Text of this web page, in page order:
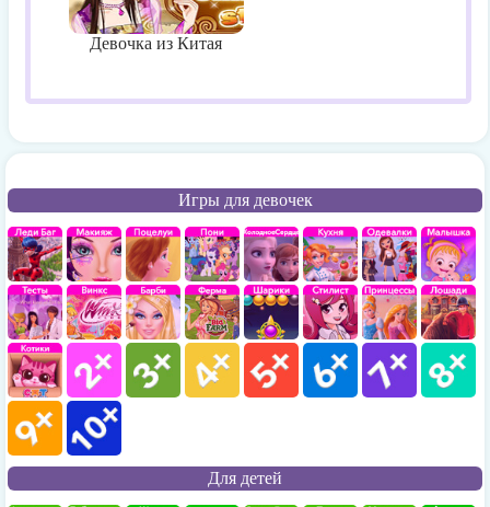
Девочка из Китая
Игры для девочек
Для детей